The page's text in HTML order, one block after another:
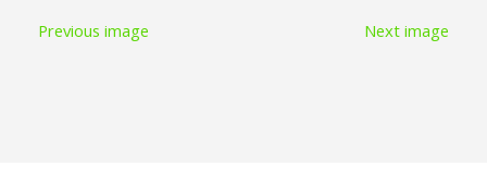
Previous image Next image